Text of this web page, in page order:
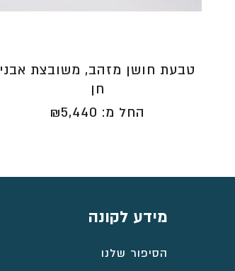
טבעת חושן מזהב, משובצת אבני
חן
החל מ:
₪5,440
מידע לקונה
הסיפור שלנו